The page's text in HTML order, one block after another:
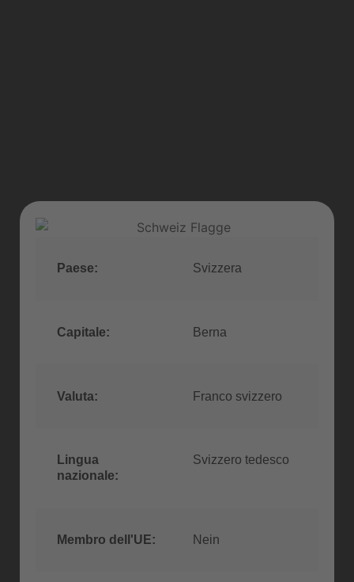
Paese: Svizzera
Capitale: Berna
Valuta: Franco svizzero
Lingua
nazionale:
Svizzero tedesco
Membro dell'UE: Nein